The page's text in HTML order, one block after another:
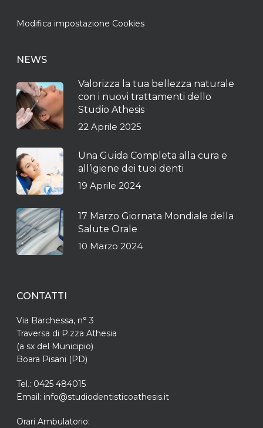
Modifica impostazione Cookies
NEWS
Valorizza la tua bellezza naturale
con i nuovi trattamenti dello
Studio Athesis
22 Aprile 2025
Una Guida Completa alla cura e
all’igiene dei tuoi denti
19 Aprile 2024
17 Marzo Giornata Mondiale della
Salute Orale
10 Marzo 2024
CONTATTI
Via Barchessa, n° 3
Traversa di P.zza Athesia
(a sx del Municipio)
Boara Pisani (PD)
Tel.: 0425 484015
Email: info@studiodentisticoathesis.it
Orari Ambulatorio: